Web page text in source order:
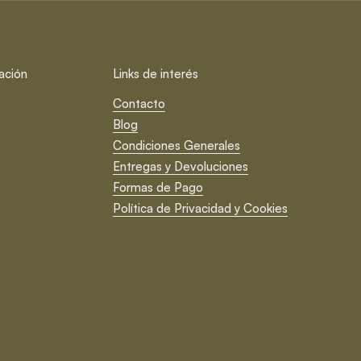
Links de interés
Contacto
Blog
Condiciones Generales
Entregas y Devoluciones
Formas de Pago
Política de Privacidad y Cookies